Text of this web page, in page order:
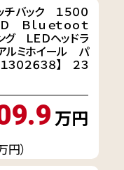
バック １５００
ｌｕｅｔｏｏｔ
ＬＥＤヘッドラ
ルミホイール パ
０２６３８】 ２３
万円
円）